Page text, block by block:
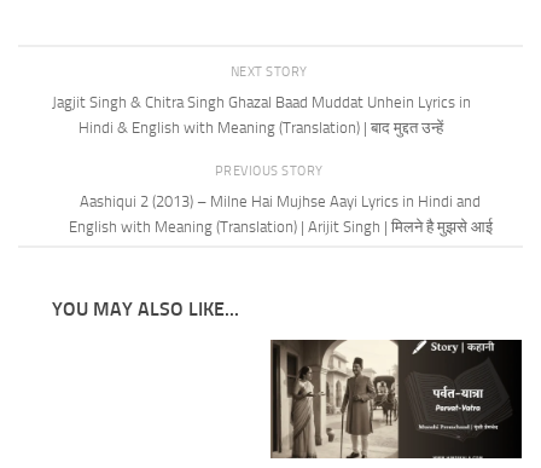
NEXT STORY
Jagjit Singh & Chitra Singh Ghazal Baad Muddat Unhein Lyrics in
Hindi & English with Meaning (Translation) | बाद मुद्दत उन्हें
PREVIOUS STORY
Aashiqui 2 (2013) – Milne Hai Mujhse Aayi Lyrics in Hindi and
English with Meaning (Translation) | Arijit Singh | मिलने है मुझसे आई
YOU MAY ALSO LIKE...